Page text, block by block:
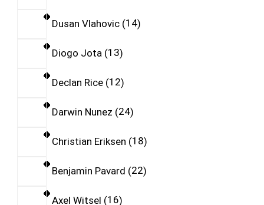
Dusan Vlahovic 14
Diogo Jota 13
Declan Rice 12
Darwin Nunez 24
Christian Eriksen 18
Benjamin Pavard 22
Axel Witsel 16